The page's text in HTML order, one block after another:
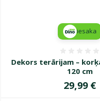
Dekors terārijam –
120 cm
Cena
29,99 €
iesaka